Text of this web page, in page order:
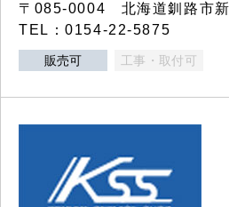
〒085-0004 北海道釧路市
TEL：0154-22-5875
販売可 工事・取付可